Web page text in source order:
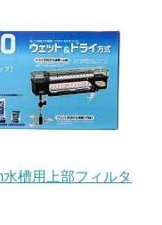
槽用上部フィルタ